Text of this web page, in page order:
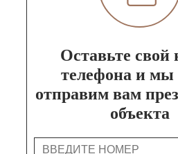
Оставьте свой
телефона и мы
отправим вам
объекта